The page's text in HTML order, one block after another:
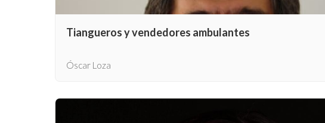
Tiangueros y vendedores ambulantes
Óscar Loza